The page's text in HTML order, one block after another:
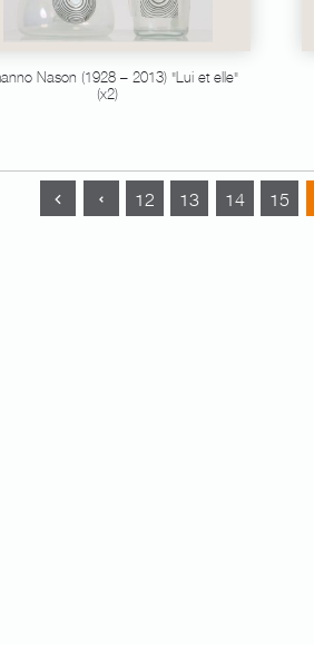
Nason (1928 – 2013) "Lui et elle"
(x2)
12 13 14 15